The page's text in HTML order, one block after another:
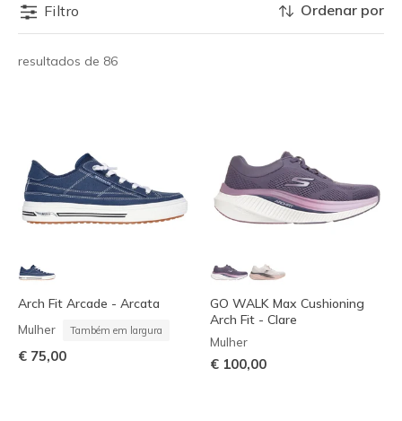
Filtro
resultados de 86
Ordenar por
Arch Fit Arcade - Arcata
Mulher Também em largura
€ 75,00
GO WALK Max Cushioning
Arch Fit - Clare
Mulher
€ 100,00